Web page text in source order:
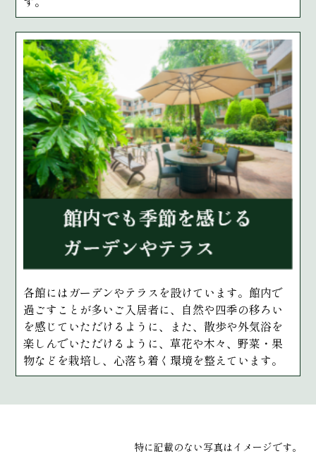
各館にはガーデンやテラスを設けています。館内で
過ごすことが多いご入居者に、自然や四季の移ろい
を感じていただけるように、また、散歩や外気浴を
楽しんでいただけるように、草花や木々、野菜・果
物などを栽培し、心落ち着く環境を整えています。
特に記載のない写真はイメージです。